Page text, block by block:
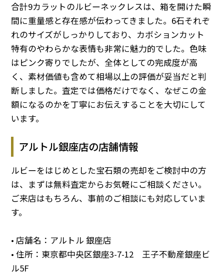
合計9カラットのルビーネックレスは、箱を開けた瞬
間に重量感と存在感が伝わってきました。6石それぞ
れのサイズがしっかりしており、カボションカット
特有のやわらかな表情も非常に魅力的でした。色味
はピンク寄りでしたが、全体としての完成度が高
く、素材価値も含めて相場以上の評価が妥当だと判
断しました。査定では価格だけでなく、なぜこの金
額になるのかを丁寧にお伝えすることを大切にして
います。
アルトル銀座店の店舗情報
ルビーをはじめとした宝石類の売却をご検討中の方
は、まずは無料査定からお気軽にご相談ください。
ご来店はもちろん、事前のご相談にも対応していま
す。
• 店舗名：アルトル 銀座店
• 住所：東京都中央区銀座3-7-12 王子不動産銀座ビ
ル5F